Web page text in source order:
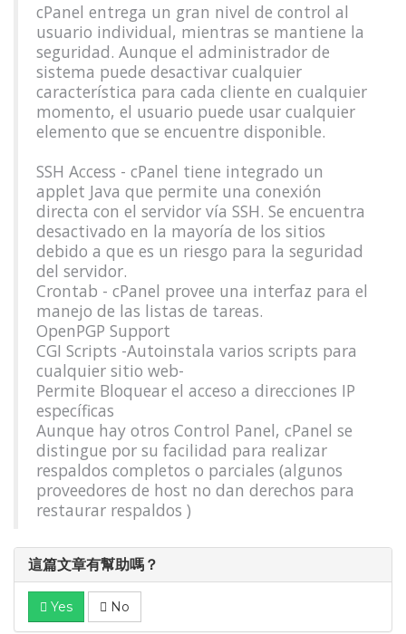
cPanel entrega un gran nivel de control al
usuario individual, mientras se mantiene la
seguridad. Aunque el administrador de
sistema puede desactivar cualquier
característica para cada cliente en cualquier
momento, el usuario puede usar cualquier
elemento que se encuentre disponible.
SSH Access - cPanel tiene integrado un
applet Java que permite una conexión
directa con el servidor vía SSH. Se encuentra
desactivado en la mayoría de los sitios
debido a que es un riesgo para la seguridad
del servidor.
Crontab - cPanel provee una interfaz para el
manejo de las listas de tareas.
OpenPGP Support
CGI Scripts -Autoinstala varios scripts para
cualquier sitio web-
Permite Bloquear el acceso a direcciones IP
específicas
Aunque hay otros Control Panel, cPanel se
distingue por su facilidad para realizar
respaldos completos o parciales (algunos
proveedores de host no dan derechos para
restaurar respaldos )
這篇文章有幫助嗎？
Yes No